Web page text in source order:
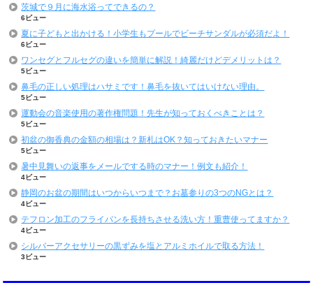
茨城で９月に海水浴ってできるの？
6ビュー
夏に子どもと出かける！小学生もプールでビーチサンダルが必須だよ！
6ビュー
ワンセグとフルセグの違いを簡単に解説！綺麗だけどデメリットは？
5ビュー
鼻毛の正しい処理はハサミです！鼻毛を抜いてはいけない理由。
5ビュー
運動会の音楽使用の著作権問題！先生が知っておくべきことは？
5ビュー
初盆の御香典の金額の相場は？新札はOK？知っておきたいマナー
5ビュー
暑中見舞いの返事をメールでする時のマナー！例文も紹介！
4ビュー
静岡のお盆の期間はいつからいつまで？お墓参りの3つのNGとは？
4ビュー
テフロン加工のフライパンを長持ちさせる洗い方！重曹使ってますか？
4ビュー
シルバーアクセサリーの黒ずみを塩とアルミホイルで取る方法！
3ビュー